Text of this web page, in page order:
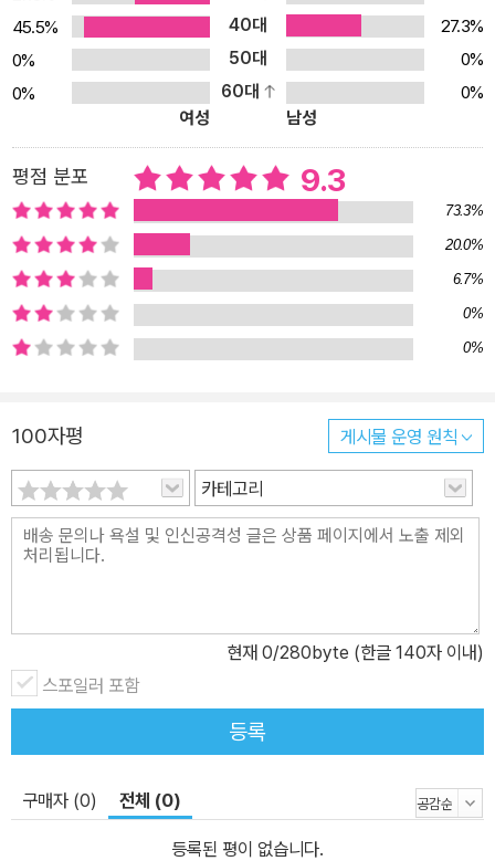
가 아닐까? 갖고 태어난 환경이 마음에 안 들 수도 있고, 예전에는 그
래도 부자였는데, 어릴 때는 키가 컸는데, 예전에는 인기가 많았는
데…… 달라진 환경이 마음에 들지 않을 수도 있답니다. 사람은 자신
이 갖고 있는 것에 따라서, 또는 처해진 환경에 따라서 어깨가 으쓱하
가 갖고 있는 것이나 처한 환경은 상관없다고 말합니다. 사람은 존재
자체로 귀하다고 말하고 있습니다. 지혜로운 호랑이 왕이 있었습니
다. 백성들은 그런 왕을 존경했습니다. 호랑이가 가진 힘 때문에 존경
한 것이 아닙니다. 지혜로움과 약한 동물들을 지켜 주는 따뜻한 마음
을 존경한 것입니다. 그러니 호랑이가 사슴의 심장을 갖게 되었다고
해서 따뜻한 마음과 지혜가 없어지는 건 아니니 아무런 걱정도 할 필
가 필요한 사람들에게 따뜻한 글과 그림을 선물하고 싶었다고 합니
다. 벼랑 끝에 서 있다고 생각하는 사람들, 좌절 속에 또는 절망 속에
갇힌 사람들에게 이 책이 따뜻한 위로가 될 것입니다.
45.5%
40대
27.3%
0%
50대
0%
0%
60대
0%
여성
남성
평점 분포 9.3
73.3%
20.0%
6.7%
0%
0%
100자평 게시물 운영 원칙
카테고리
현재 0/280byte (한글 140자 이내)
스포일러 포함
등록
구매자 (0) 전체 (0)
등록된 평이 없습니다.